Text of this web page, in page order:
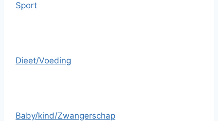
Sport
Dieet/Voeding
Baby/kind/Zwangerschap